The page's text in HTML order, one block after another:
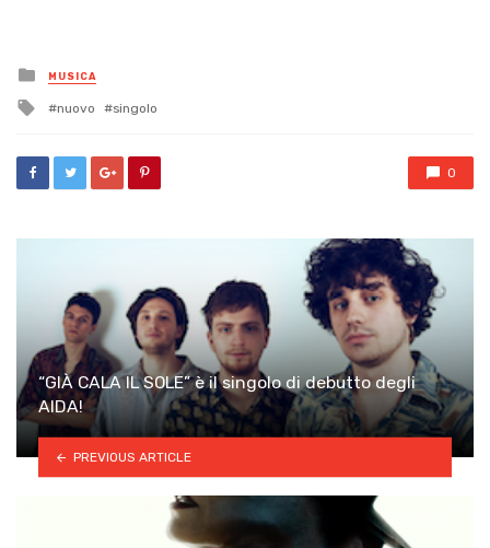
Posted
in
MUSICA
Tagged
nuovo singolo
0
“GIÀ CALA IL SOLE” è il singolo di debutto degli
AIDA!
PREVIOUS ARTICLE